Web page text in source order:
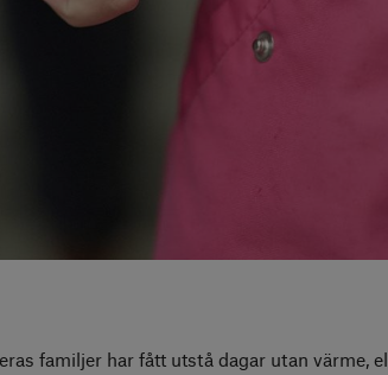
familjer har fått utstå dagar utan värme, el